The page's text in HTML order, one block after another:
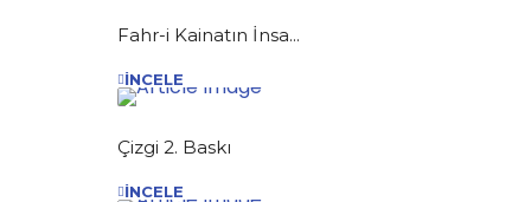
Fahr-i Kainatın İnsa...
İNCELE
Çizgi 2. Baskı
İNCELE